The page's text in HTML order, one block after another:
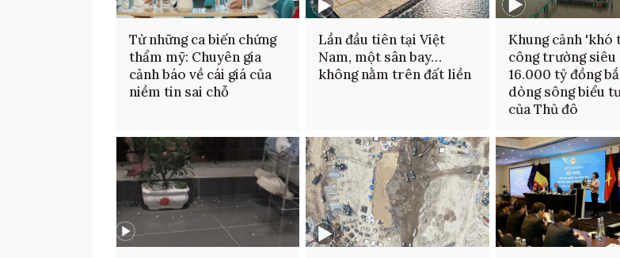
Từ những ca biến chứng
thẩm mỹ: Chuyên gia
cảnh báo về cái giá của
niềm tin sai chỗ
Lần đầu tiên tại Việt
Nam, một sân bay…
không nằm trên đất liền
Khung cảnh 'khó
công trường siêu
16.000 tỷ đồng
dòng sông biểu
của Thủ đô